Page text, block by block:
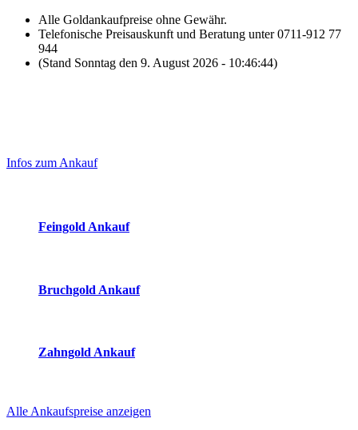
Alle Goldankaufpreise ohne Gewähr.
Telefonische Preisauskunft und Beratung unter 0711-912 77
944
(Stand Sonntag den 9. August 2026 - 10:46:44)
Sidebar
Infos zum Ankauf
Feingold Ankauf
Bruchgold Ankauf
Zahngold Ankauf
Alle Ankaufspreise anzeigen